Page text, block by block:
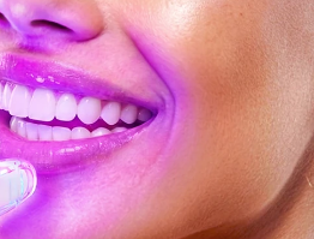
Meus aparelhos
Meus pedidos
Meus endereços
As minhas subscrições
Elixir
Set
Español
Português
Русский
文 繁體中文